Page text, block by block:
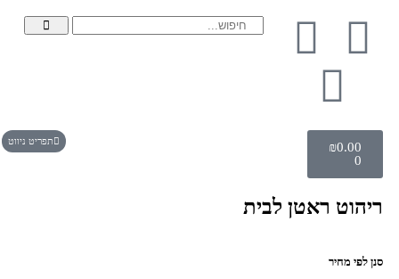
₪0.00
תפריט ניווט
ריהוט ראטן לבית
סנן לפי מחיר